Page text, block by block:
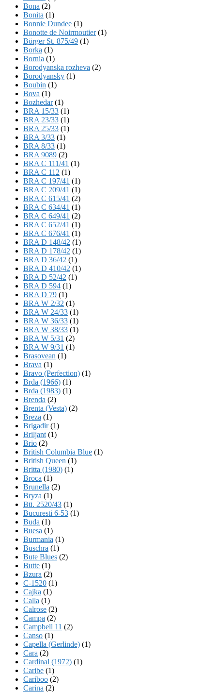
Bona (2)
Bonita (1)
Bonnie Dundee (1)
Bonotte de Noirmoutier(1)
Börger St. 875/49 (1)
Borka (1)
Bornia (1)
Borodyanska rozheva (2)
Borodyansky (1)
Boubin (1)
Bova (1)
Bozhedar(1)
BRA 15/33 (1)
BRA 23/33 (1)
BRA 25/33 (1)
BRA 3/33 (1)
BRA 8/33 (1)
BRA 9089 (2)
BRA C 111/41 (1)
BRA C 112 (1)
BRA C 197/41 (1)
BRA C 209/41 (1)
BRA C 615/41 (2)
BRA C 634/41 (1)
BRA C 649/41 (2)
BRA C 652/41 (1)
BRA C 676/41 (1)
BRA D 148/42 (1)
BRA D 178/42 (1)
BRA D 36/42 (1)
BRA D 410/42 (1)
BRA D 52/42 (1)
BRA D 594 (1)
BRA D 79 (1)
BRA W 2/32 (1)
BRA W 24/33 (1)
BRA W 36/33 (1)
BRA W 38/33 (1)
BRA W 5/31 (2)
BRA W 9/31 (1)
Brasovean (1)
Brava (1)
Bravo (Perfection) (1)
Brda (1966) (1)
Brda (1983) (1)
Brenda (2)
Brenta (Vesta) (2)
Breza (1)
Brigadir(1)
Briljant (1)
Brio (2)
British Columbia Blue (1)
British Queen (1)
Britta (1980) (1)
Broca (1)
Brunella (2)
Bryza (1)
Bü. 2520/43 (1)
Bucuresti 6-53 (1)
Buda (1)
Buesa (1)
Burmania (1)
Buschra (1)
Bute Blues (2)
Butte (1)
Bzura (2)
C-1520 (1)
Cajka (1)
Calla (1)
Calrose (2)
Campa (2)
Campbell 11 (2)
Canso (1)
Capella (Gerlinde) (1)
Cara (2)
Cardinal (1972) (1)
Caribe (1)
Cariboo (2)
Carina (2)